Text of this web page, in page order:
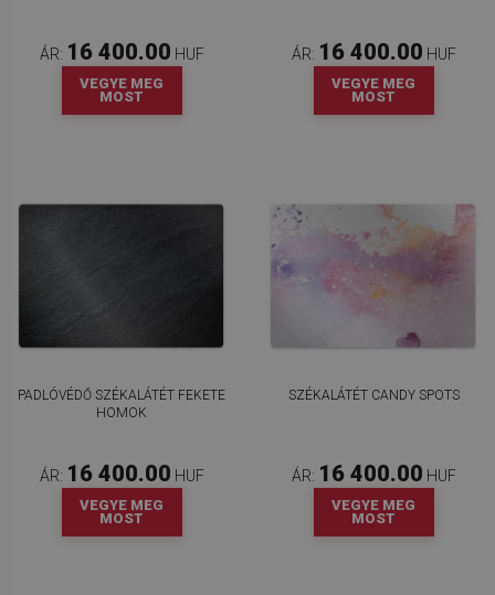
ÁR: 16 400.00 HUF
VEGYE MEG
MOST
ÁR: 16 400.00 HUF
VEGYE MEG
MOST
PADLÓVÉDŐ SZÉKALÁTÉT FEKETE
HOMOK
ÁR: 16 400.00 HUF
VEGYE MEG
MOST
SZÉKALÁTÉT CANDY SPOTS
ÁR: 16 400.00 HUF
VEGYE MEG
MOST